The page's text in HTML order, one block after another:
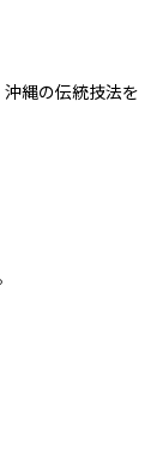
縄の伝統技法を